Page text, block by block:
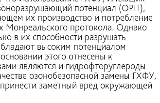
потенциал (ОРП),
их производство и потребление
Монреальского протокола. Однако
в их способности разрушать
высоким потенциалом
этого отнесены к
являются и гидрофторуглероды
озонобезопасной замены ГХФУ,
заметный вред окружающей